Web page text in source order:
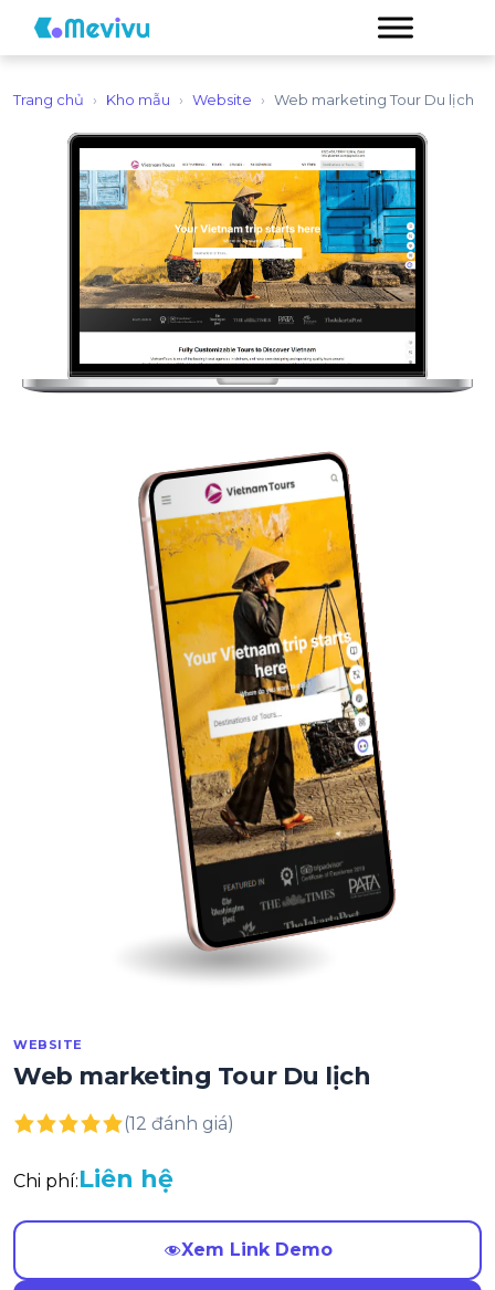
Trang chủ › Kho mẫu › Website › Web marketing Tour Du lịch
WEBSITE
Web marketing Tour Du lịch
(12 đánh giá)
Chi phí:Liên hệ
Xem Link Demo